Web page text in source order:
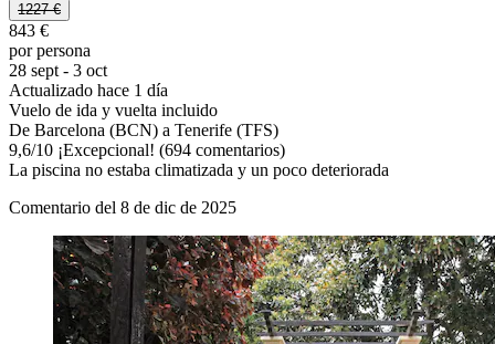
1227 €
843 €
por persona
28 sept - 3 oct
Actualizado hace 1 día
Vuelo de ida y vuelta incluido
De Barcelona (BCN) a Tenerife (TFS)
9,6/10 ¡Excepcional! (694 comentarios)
La piscina no estaba climatizada y un poco deteriorada
Comentario del 8 de dic de 2025